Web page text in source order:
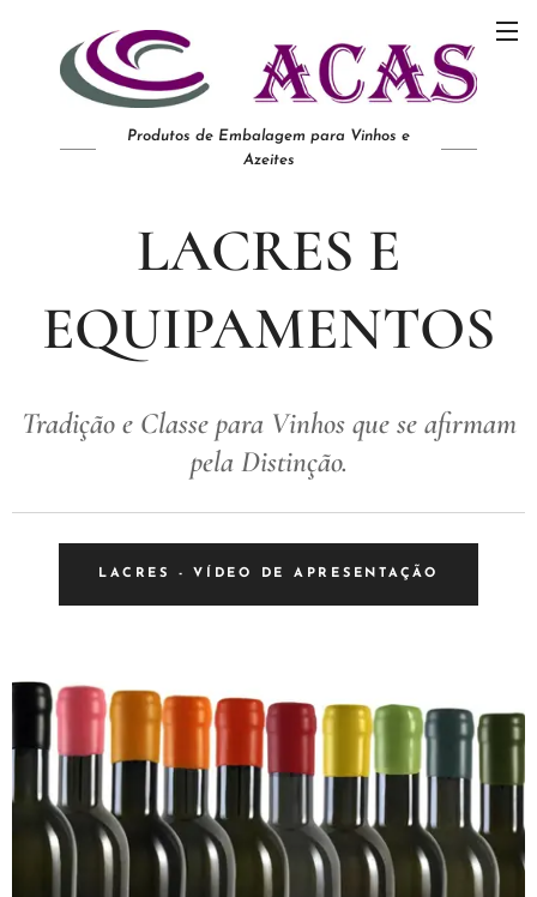
Produtos de Embalagem para Vinhos e
Azeites
LACRES E
EQUIPAMENTOS
Tradição e Classe para Vinhos que se afirmam
pela Distinção.
LACRES - VÍDEO DE APRESENTAÇÃO